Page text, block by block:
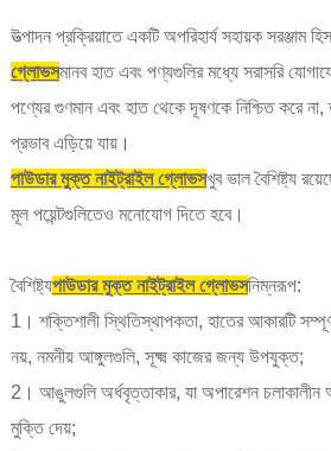
উত্পাদন প্রক্রিয়াতে একটি অপরিহার্য সহায়ক সরঞ্জাম
গ্লোভসমানব হাত এবং পণ্যগুলির মধ্যে সরাসরি
পণ্যের গুণমান এবং হাত থেকে দূষণকে নিশ্চিত করে না,
প্রভাব এড়িয়ে যায়।
পাউডার মুক্ত নাইট্রাইল গ্লোভসখুব ভাল বৈশিষ্ট্য
মূল পয়েন্টগুলিতেও মনোযোগ দিতে হবে।
বৈশিষ্ট্যপাউডার মুক্ত নাইট্রাইল গ্লোভসনিম্নরূপ:
1। শক্তিশালী স্থিতিস্থাপকতা, হাতের আকারটি
নয়, নমনীয় আঙ্গুলগুলি, সূক্ষ্ম কাজের জন্য উপযুক্ত;
2। আঙুলগুলি অর্ধবৃত্তাকার, যা অপারেশন চলাকালীন
মুক্তি দেয়;